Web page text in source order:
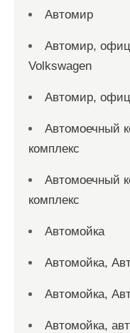
Автомир
Автомир,
Volkswagen
Автомир,
Автомоечный
комплекс
Автомоечный
комплекс
Автомойка
Автомойка,
Автомойка,
Автомойка,